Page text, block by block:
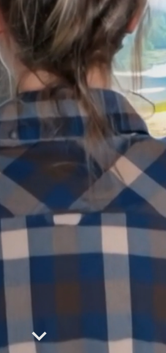
keyboard_arrow_down